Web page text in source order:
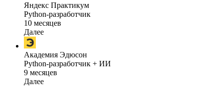
Яндекс Практикум
Python-разработчик
10 месяцев
Далее
Академия Эдюсон
Python-разработчик + ИИ
9 месяцев
Далее